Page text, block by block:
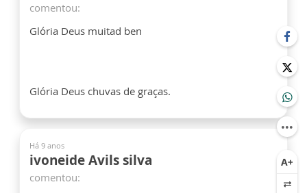
comentou:
Glória Deus muitad ben
Glória Deus chuvas de graças.
Há 9 anos
ivoneide Avils silva
comentou: